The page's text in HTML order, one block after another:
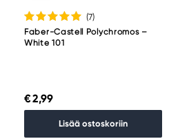
(7)
Faber-Castell Polychromos –
White 101
€ 2,99
Lisää ostoskoriin